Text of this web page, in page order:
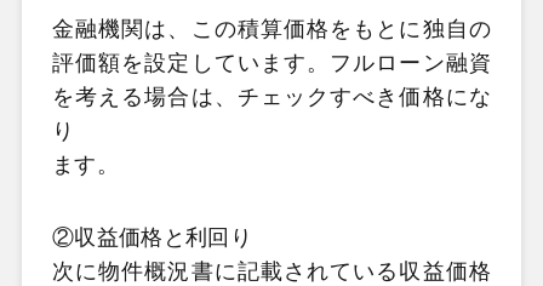
金融機関は、この積算価格をもとに独自の
評価額を設定しています。フルローン融資
を考える場合は、チェックすべき価格にな
り
ます。
②収益価格と利回り
次に物件概況書に記載されている収益価格